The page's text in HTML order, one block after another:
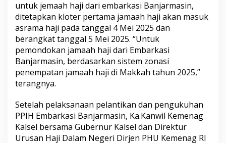
untuk jemaah haji dari embarkasi Banjarmasin,
ditetapkan kloter pertama jamaah haji akan masuk
asrama haji pada tanggal 4 Mei 2025 dan
berangkat tanggal 5 Mei 2025. “Untuk
pemondokan jamaah haji dari Embarkasi
Banjarmasin, berdasarkan sistem zonasi
penempatan jamaah haji di Makkah tahun 2025,”
terangnya.
Setelah pelaksanaan pelantikan dan pengukuhan
PPIH Embarkasi Banjarmasin, Ka.Kanwil Kemenag
Kalsel bersama Gubernur Kalsel dan Direktur
Urusan Haji Dalam Negeri Dirjen PHU Kemenag RI